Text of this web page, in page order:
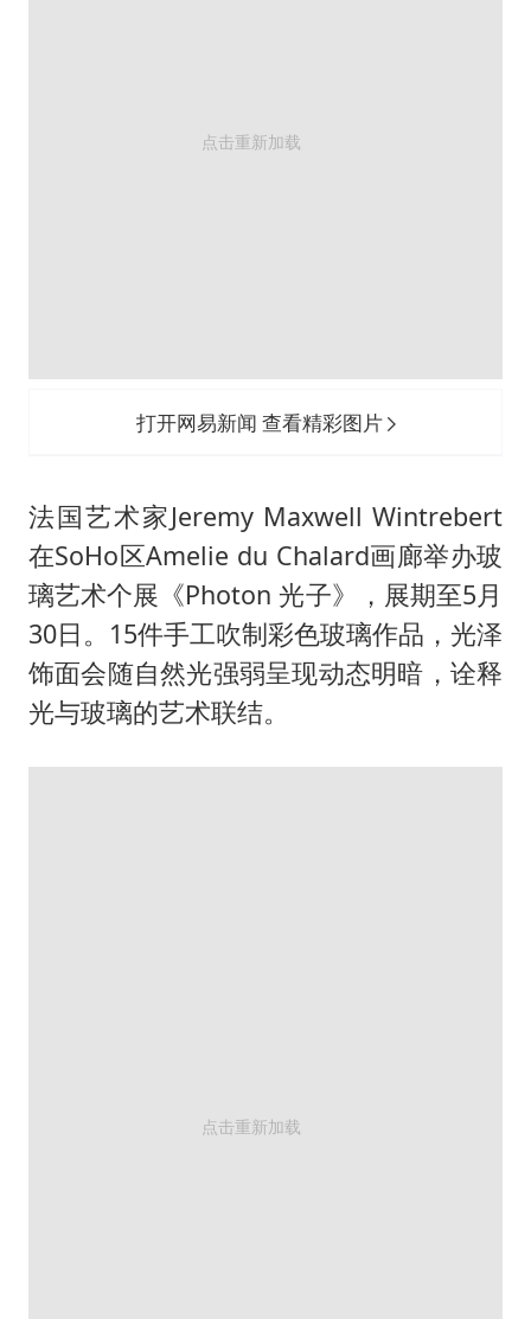
打开网易新闻 查看精彩图片
法国艺术家Jeremy Maxwell Wintrebert
在SoHo区Amelie du Chalard画廊举办玻
璃艺术个展《Photon 光子》，展期至5月
30日。15件手工吹制彩色玻璃作品，光泽
饰面会随自然光强弱呈现动态明暗，诠释
光与玻璃的艺术联结。